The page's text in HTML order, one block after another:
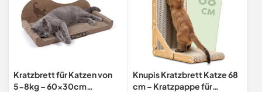
Kratzbrett für Katzen von
5-8kg – 60x30cm
Knupis Kratzbrett Katze 68
cm – Kratzpappe für